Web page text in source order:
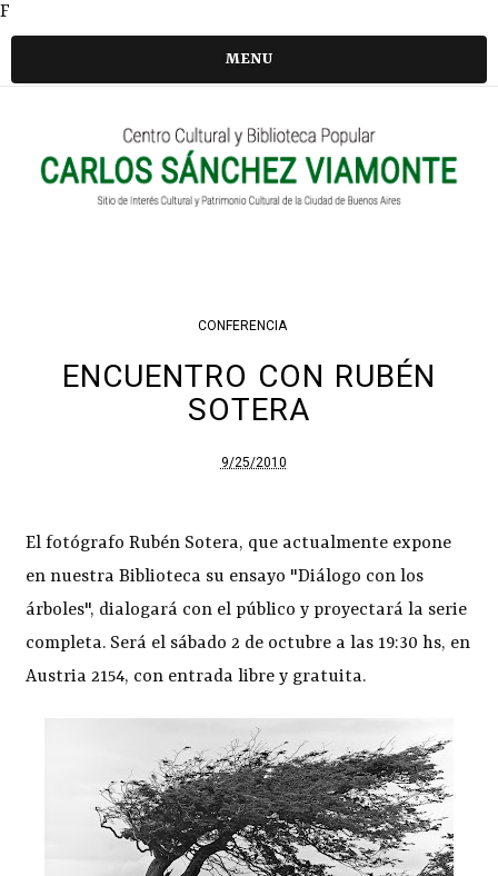
F
MENU
CONFERENCIA
ENCUENTRO CON RUBÉN
SOTERA
9/25/2010
El fotógrafo Rubén Sotera, que actualmente expone
en nuestra Biblioteca su ensayo "Diálogo con los
árboles", dialogará con el público y proyectará la serie
completa. Será el sábado 2 de octubre a las 19:30 hs, en
Austria 2154, con entrada libre y gratuita.